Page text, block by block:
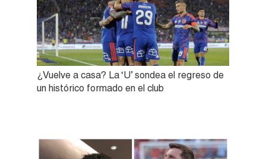
¿Vuelve a casa? La ‘U’ sondea el regreso de
un histórico formado en el club